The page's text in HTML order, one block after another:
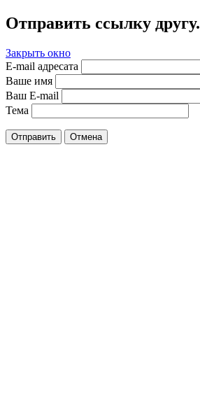
Отправить ссылку другу.
Закрыть окно
E-mail адресата
Ваше имя
Ваш E-mail
Тема
Отправить Отмена